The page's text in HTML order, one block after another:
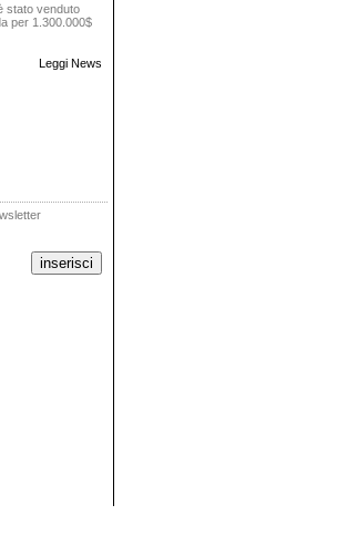
stato venduto
per 1.300.000$
Leggi News